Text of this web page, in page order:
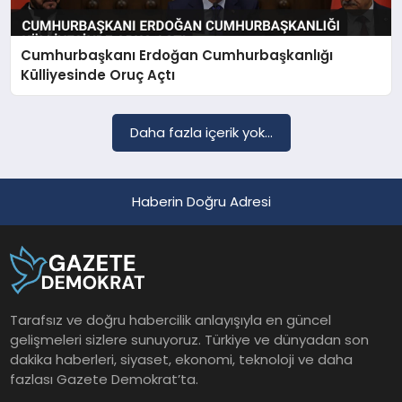
SAĞLIK
YAŞAM
Cumhurbaşkanı Erdoğan Cumhurbaşkanlığı
Külliyesinde Oruç Açtı
Daha fazla içerik yok...
Haberin Doğru Adresi
Tarafsız ve doğru habercilik anlayışıyla en güncel
gelişmeleri sizlere sunuyoruz. Türkiye ve dünyadan son
dakika haberleri, siyaset, ekonomi, teknoloji ve daha
fazlası Gazete Demokrat’ta.